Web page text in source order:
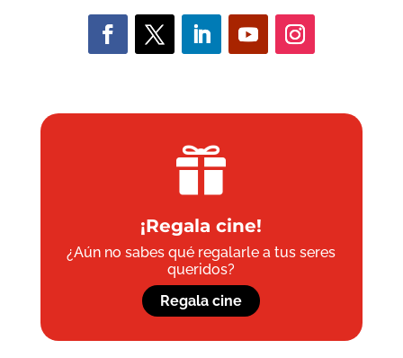

¡Regala cine!
¿Aún no sabes qué regalarle a tus seres
queridos?
Regala cine